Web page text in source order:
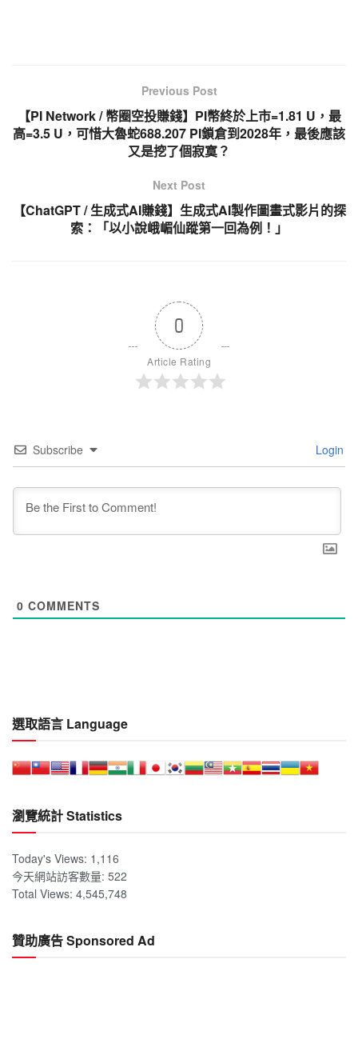
Previous Post
【PI Network / 幣圈空投賺錢】PI幣終於上市=1.81 U，最
高=3.5 U，可惜大魯蛇688.207 PI鎖倉到2028年，最後應該
又是挖了個寂寞？
Next Post
【ChatGPT / 生成式AI賺錢】生成式AI製作圖畫式影片的探
索：「以小說峨嵋仙蹤第一回為例！」
0
Article Rating
Subscribe Login
0 COMMENTS
選取語言 Language
瀏覽統計 Statistics
Today's Views: 1,116
今天網站訪客數量: 522
Total Views: 4,545,748
贊助廣告 Sponsored Ad